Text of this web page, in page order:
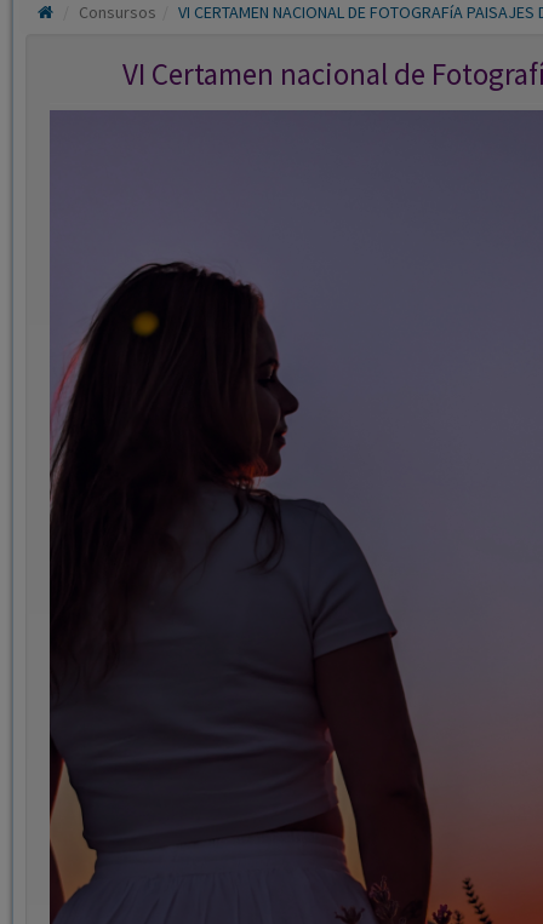
Consursos VI CERTAMEN NACIONAL DE FOTOGRAFíA PAISAJES
VI Certamen nacional de